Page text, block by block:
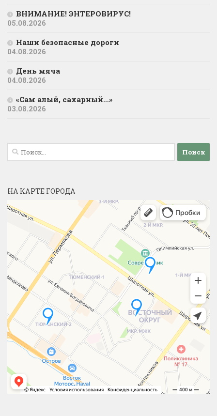
ВНИМАНИЕ! ЭНТЕРОВИРУС!
05.08.2026
Наши безопасные дороги
04.08.2026
День мяча
04.08.2026
«Сам алый, сахарный…»
03.08.2026
Найти:
НА КАРТЕ ГОРОДА